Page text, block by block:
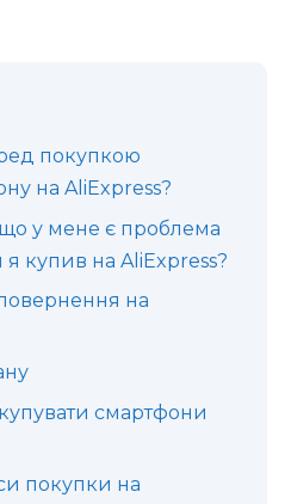
покупкою
на AliExpress?
у мене є проблема
купив на AliExpress?
на
смартфони
покупки на